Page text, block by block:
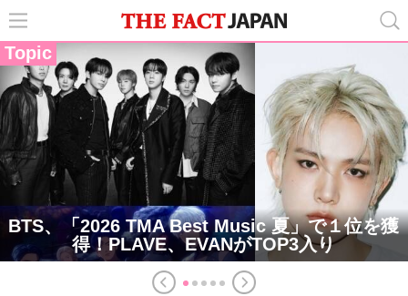
Topic
BTS、「2026 TMA Best Music 夏」で１位を獲
得！PLAVE、EVANがTOP3入り